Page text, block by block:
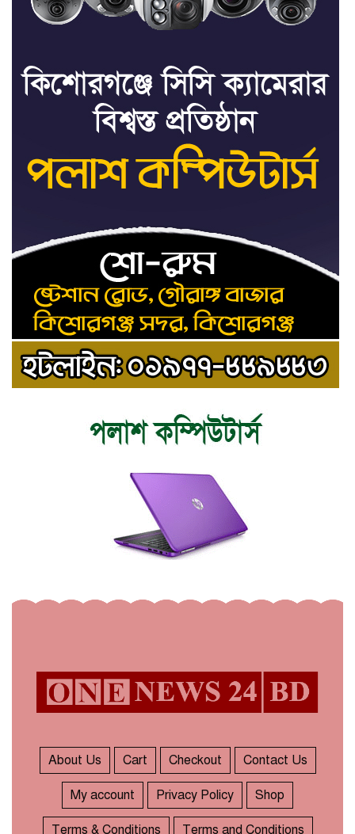
তাড়াইলে রাউতি মানবসেবা
ফাউন্ডেশনের আয়োজনে কাফন-
৪ বিভাগে অতি ভারি বৃষ্টির
সতর্কবার্তা
৯
রাষ্ট্রপতি নির্বাচনের ভোটার
তালিকা পেল ইসি
১০
কিশোরগঞ্জে যথাযোগ্য মর্যাদায়
পালিত হলো ‘জুলাই গণঅভ্যুত্থান
দিবস’
About Us Cart Checkout Contact Us
My account Privacy Policy Shop
Terms & Conditions Terms and Conditions